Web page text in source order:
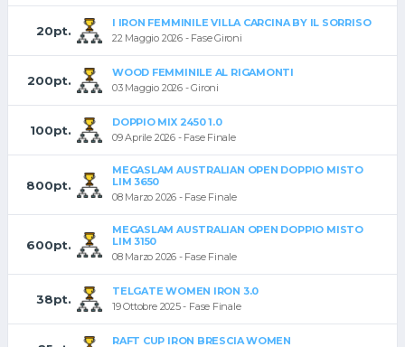
20pt.
I IRON FEMMINILE VILLA CARCINA BY IL SORRISO
22 Maggio 2026 - Fase Gironi
200pt.
WOOD FEMMINILE AL RIGAMONTI
03 Maggio 2026 - Gironi
100pt.
DOPPIO MIX 2450 1.0
09 Aprile 2026 - Fase Finale
800pt.
MEGASLAM AUSTRALIAN OPEN DOPPIO MISTO
LIM 3650
08 Marzo 2026 - Fase Finale
600pt.
MEGASLAM AUSTRALIAN OPEN DOPPIO MISTO
LIM 3150
08 Marzo 2026 - Fase Finale
38pt.
TELGATE WOMEN IRON 3.0
19 Ottobre 2025 - Fase Finale
RAFT CUP IRON BRESCIA WOMEN